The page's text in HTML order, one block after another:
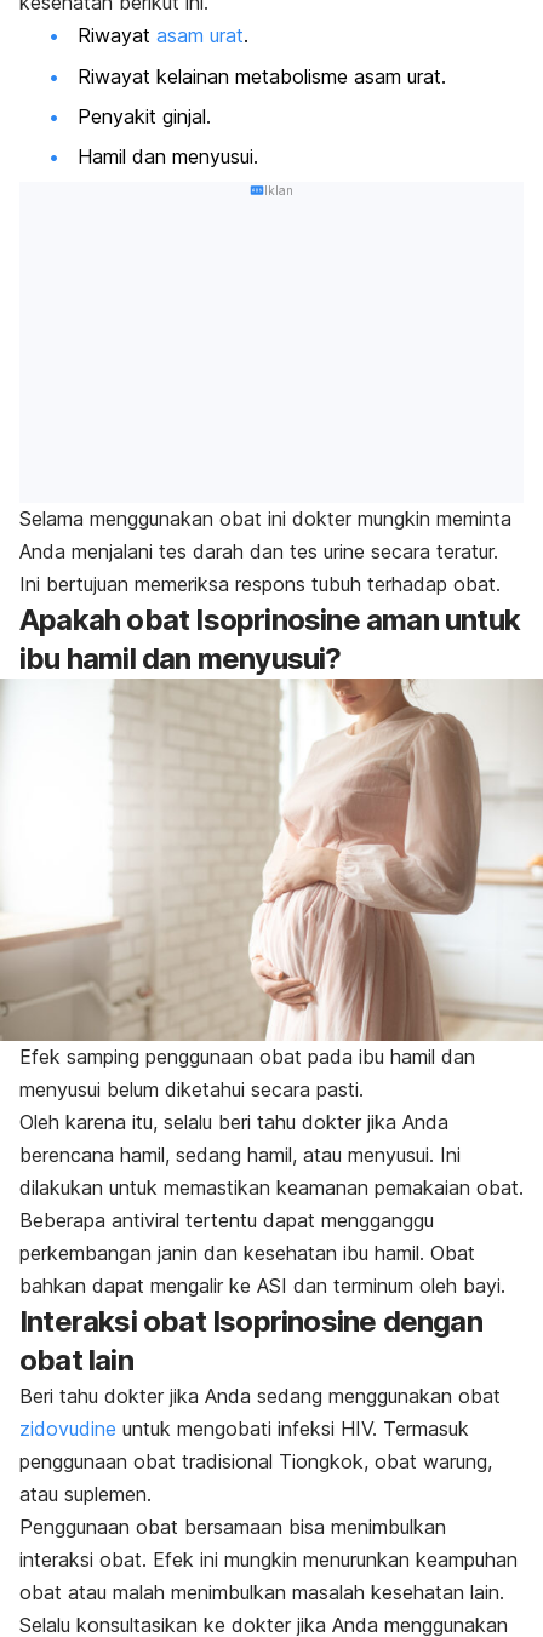
Riwayat asam urat.
Riwayat kelainan metabolisme asam urat.
Penyakit ginjal.
Hamil dan menyusui.
Iklan
Selama menggunakan obat ini dokter mungkin meminta
Anda menjalani tes darah dan tes urine secara teratur.
Ini bertujuan memeriksa respons tubuh terhadap obat.
Apakah obat Isoprinosine aman untuk
ibu hamil dan menyusui?
Efek samping penggunaan obat pada ibu hamil dan
menyusui belum diketahui secara pasti.
Oleh karena itu, selalu beri tahu dokter jika Anda
berencana hamil, sedang hamil, atau menyusui. Ini
dilakukan untuk memastikan keamanan pemakaian obat.
Beberapa antiviral tertentu dapat mengganggu
perkembangan janin dan kesehatan ibu hamil. Obat
bahkan dapat mengalir ke ASI dan terminum oleh bayi.
Interaksi obat Isoprinosine dengan
obat lain
Beri tahu dokter jika Anda sedang menggunakan obat
zidovudine untuk mengobati infeksi HIV. Termasuk
penggunaan obat tradisional Tiongkok, obat warung,
atau suplemen.
Penggunaan obat bersamaan bisa menimbulkan
interaksi obat. Efek ini mungkin menurunkan keampuhan
obat atau malah menimbulkan masalah kesehatan lain.
Selalu konsultasikan ke dokter jika Anda menggunakan